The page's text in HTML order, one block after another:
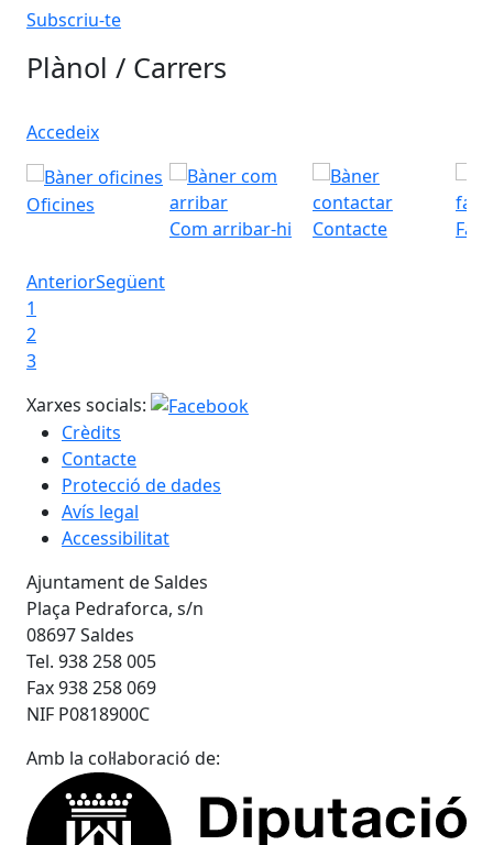
Subscriu-te
Plànol / Carrers
Accedeix
Oficines
Com arribar-hi
Contacte
AnteriorSegüent
1
2
3
Xarxes socials:
Crèdits
Contacte
Protecció de dades
Avís legal
Accessibilitat
Ajuntament de Saldes
Plaça Pedraforca, s/n
08697 Saldes
Tel. 938 258 005
Fax 938 258 069
NIF P0818900C
Amb la col·laboració de: